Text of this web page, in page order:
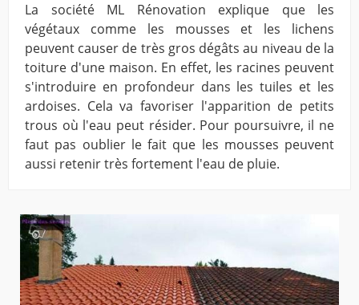
La société ML Rénovation explique que les
végétaux comme les mousses et les lichens
peuvent causer de très gros dégâts au niveau de la
toiture d'une maison. En effet, les racines peuvent
s'introduire en profondeur dans les tuiles et les
ardoises. Cela va favoriser l'apparition de petits
trous où l'eau peut résider. Pour poursuivre, il ne
faut pas oublier le fait que les mousses peuvent
aussi retenir très fortement l'eau de pluie.